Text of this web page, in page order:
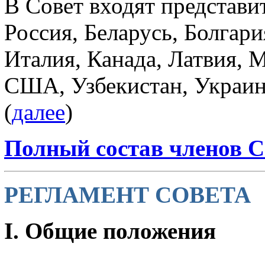
В Совет входят
Россия, Беларусь,
Италия, Канада, Латвия,
США, Узбекистан,
(далее)
Полный состав членов
РЕГЛАМЕНТ СОВЕТА
I. Общие положения